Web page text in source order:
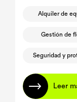
Alquiler de
Gestión de
Seguridad y
Leer